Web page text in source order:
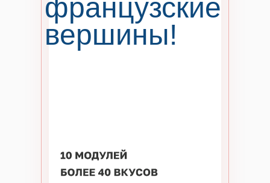
французские
вершины!